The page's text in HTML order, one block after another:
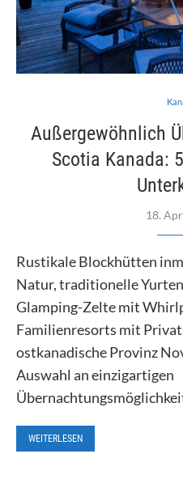
Außergewöhnlich
Scotia Kanada:
18.
Rustikale Blockhütten
Natur, traditionelle
Glamping-Zelte mit
Familienresorts mit
ostkanadische Provinz
Auswahl an einzigartigen
WEITERLESEN